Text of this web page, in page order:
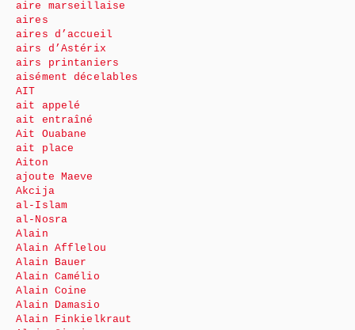
aire marseillaise
aires
aires d’accueil
airs d’Astérix
airs printaniers
aisément décelables
AIT
ait appelé
ait entraîné
Ait Ouabane
ait place
Aiton
ajoute Maeve
Akcija
al-Islam
al-Nosra
Alain
Alain Afflelou
Alain Bauer
Alain Camélio
Alain Coine
Alain Damasio
Alain Finkielkraut